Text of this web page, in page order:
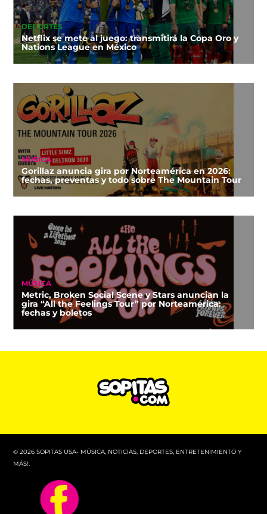
DEPORTES
Netflix se mete al juego: transmitirá la Copa Oro y
Nations League en México
MÚSICA
Gorillaz anuncia gira por Norteamérica en 2026:
fechas, preventas y todo sobre The Mountain Tour
MÚSICA
Metric, Broken Social Scene y Stars anuncian la
gira “All the Feelings Tour” por Norteamérica:
fechas y boletos
© 2026 SOPITAS USA- MÚSICA, NOTICIAS, DEPORTES, ENTRETENIMIENTO Y
MÁS!.